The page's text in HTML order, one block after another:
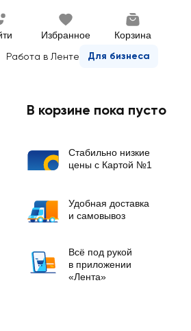
Избранное Корзина
Работа в Ленте Для бизнеса
В корзине пока пусто
Стабильно низкие
цены с Картой №1
Удобная доставка
и самовывоз
Всё под рукой
в приложении
«Лента»